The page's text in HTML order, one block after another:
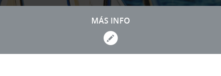
MÁS INFO